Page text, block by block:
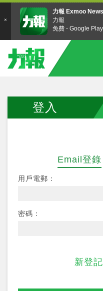
登入
Email登錄
用戶電郵：
密碼：
新登記